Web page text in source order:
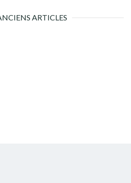
ARTICLES